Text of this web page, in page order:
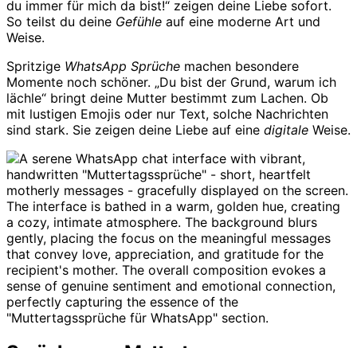
du immer für mich da bist!“ zeigen deine Liebe sofort.
So teilst du deine Gefühle auf eine moderne Art und
Weise.
Spritzige WhatsApp Sprüche machen besondere
Momente noch schöner. „Du bist der Grund, warum ich
lächle“ bringt deine Mutter bestimmt zum Lachen. Ob
mit lustigen Emojis oder nur Text, solche Nachrichten
sind stark. Sie zeigen deine Liebe auf eine digitale Weise.